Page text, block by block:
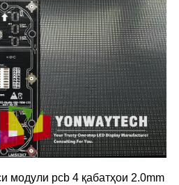
модули pcb 4 қабатҳои 2.0mm